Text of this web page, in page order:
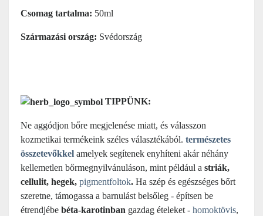
Csomag tartalma: 50ml
Származási ország: Svédország
TIPPÜNK:
Ne aggódjon bőre megjelenése miatt, és válasszon
kozmetikai termékeink széles választékából. természetes
összetevőkkel amelyek segítenek enyhíteni akár néhány
kellemetlen bőrmegnyilvánuláson, mint például a striák,
cellulit, hegek, pigmentfoltok. Ha szép és egészséges bőrt
szeretne, támogassa a barnulást belsőleg - építsen be
étrendjébe béta-karotinban gazdag ételeket - homoktövis,